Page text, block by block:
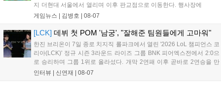
지 더현대 서울에서 열리며 이후 판교점으로 이동한다. 행사장에
는 체험, 스페셜, 무대 존이 마련됐으며 8일 오후 2시 인비테이셔
연 등 다채로운 일정이 준비되어 있다. 사전 예약은 조기 마감될
만큼 큰 인기를 끌고 있다....
게임뉴스 | 김병호 08-07
[LCK] 데뷔 첫 POM '남궁', "잘해준 팀원들에게 고마워"
한진 브리온이 7일 종로 치지직 롤파크에서 열린 '2026 LoL 챔피언스 코
리아(LCK)' 정규 시즌 3라운드 라이즈 그룹 BNK 피어엑스전에서 2:0으
로 승리하며 그룹 1위로 올라섰다. 개막 2연패 이후 곧바로 2연승을 만
들어내면서 이어질 4라운드에 대한 기대감을 올렸다. 다음은 이날 데뷔
인터뷰 | 신연재 08-07